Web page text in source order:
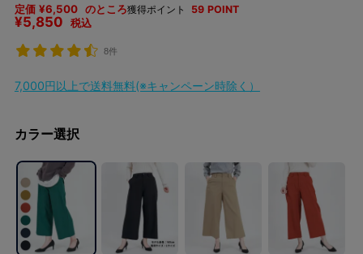
定価 ¥6,500 のところ
¥5,850 税込
獲得ポイント 59 POINT
8件
7,000円以上で送料無料(※キャンペーン時除く）
カラー選択